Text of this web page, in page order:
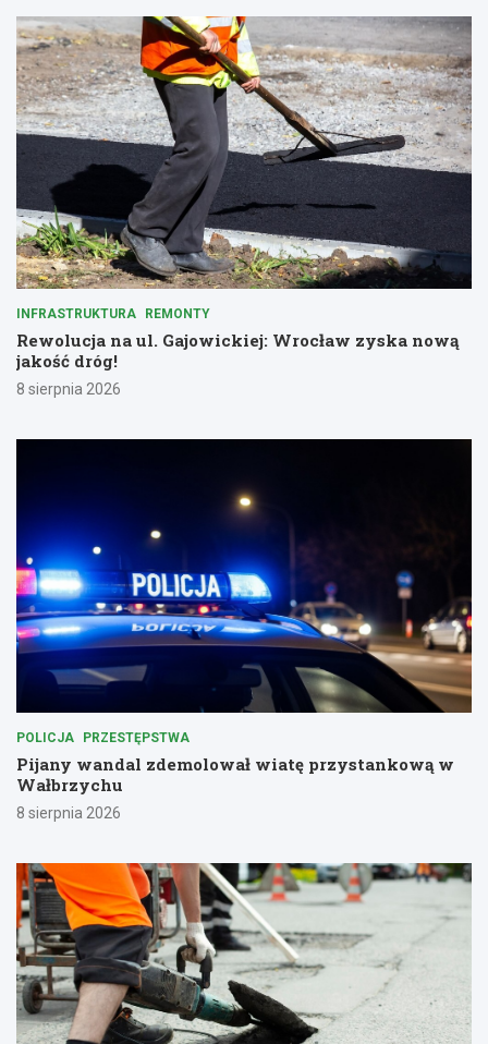
INFRASTRUKTURA REMONTY
Rewolucja na ul. Gajowickiej: Wrocław zyska nową
jakość dróg!
8 sierpnia 2026
POLICJA PRZESTĘPSTWA
Pijany wandal zdemolował wiatę przystankową w
Wałbrzychu
8 sierpnia 2026